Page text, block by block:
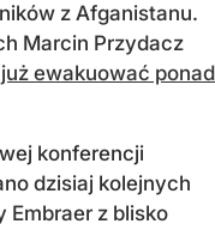
z Afganistanu.
Marcin Przydacz
już ewakuować ponad
konferencji
dzisiaj kolejnych
Embraer z blisko